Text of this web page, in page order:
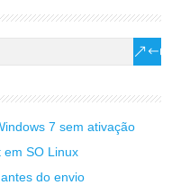
7 sem ativação
em SO Linux
do envio